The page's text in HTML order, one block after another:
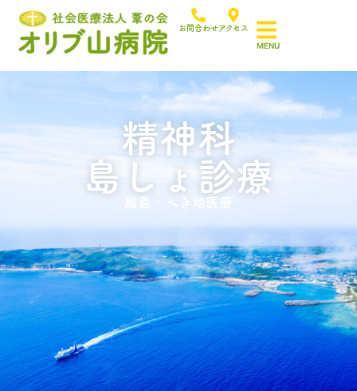
お問合わせアクセス
精神科
島しょ診療
離島・へき地医療